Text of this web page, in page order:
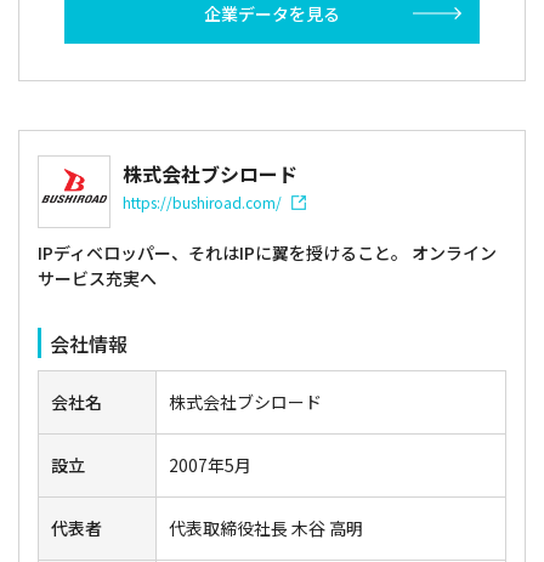
企業データを見る
株式会社ブシロード
https://bushiroad.com/
IPディベロッパー、それはIPに翼を授けること。 オンライン
サービス充実へ
会社情報
会社名 株式会社ブシロード
設立 2007年5月
代表者 代表取締役社長 木谷 高明